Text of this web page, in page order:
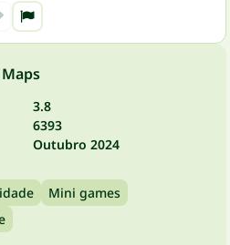
3.8
6393
Outubro 2024
Mini games